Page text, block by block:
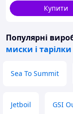
Купити
Популярні
миски і тарілки
Sea To Summit
Jetboil GSI